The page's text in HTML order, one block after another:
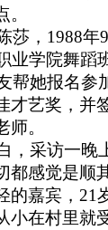
莎， 1988年9
业学院舞蹈
帮她报名参
艺奖，并
。
采访一晚
都感觉是顺
的嘉宾， 21
小在村里就